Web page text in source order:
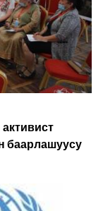
баарлашуусу